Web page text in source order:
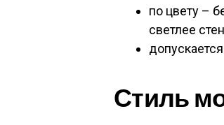
по цвету –
светлее
Стиль